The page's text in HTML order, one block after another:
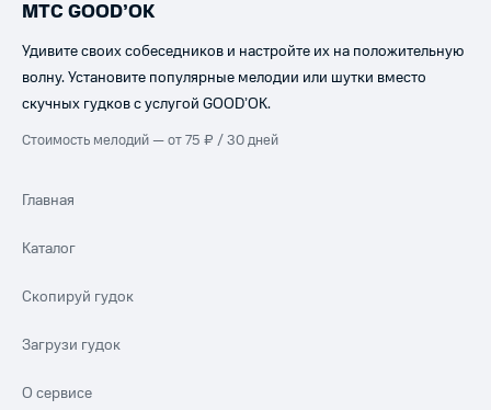
МТС GOOD’OK
Удивите своих собеседников и настройте их на положительную
волну. Установите популярные мелодии или шутки вместо
скучных гудков с услугой GOOD’OK.
Стоимость мелодий — от 75 ₽ / 30 дней
Главная
Каталог
Скопируй гудок
Загрузи гудок
О сервисе